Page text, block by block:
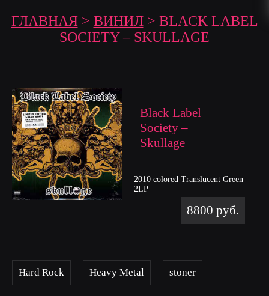
ГЛАВНАЯ> ВИНИЛ> BLACK LABEL
SOCIETY ‎– SKULLAGE
Black Label
Society ‎–
Skullage
2010 colored Translucent Green
2LP
8800 руб.
Hard Rock Heavy Metal stoner